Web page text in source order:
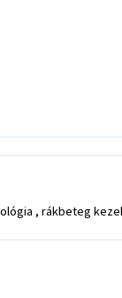
, rákbeteg